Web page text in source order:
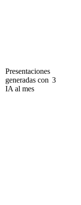
Presentaciones
generadas con
IA al mes
3